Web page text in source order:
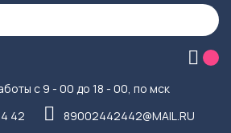
с 9 - 00 до 18 - 00, по мск
42
89002442442@MAIL.RU